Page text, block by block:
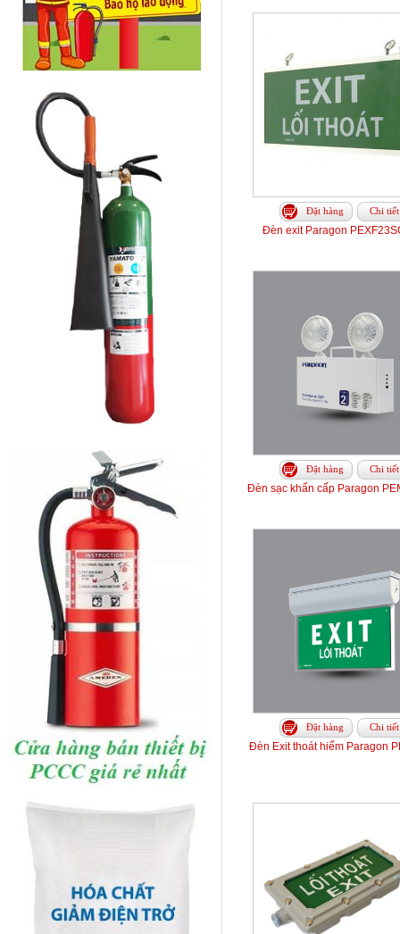
Đặt hàng Chi tiết
Đèn exit Paragon
Đặt hàng Chi tiết
Đèn sạc khẩn cấp Paragon
Đặt hàng Chi tiết
Đèn Exit thoát hiểm Paragon